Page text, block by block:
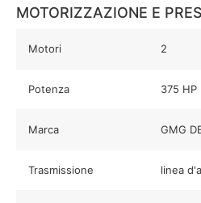
MOTORIZZAZIONE E
Motori 2
Potenza 375 HP
Marca GMG
Trasmissione linea